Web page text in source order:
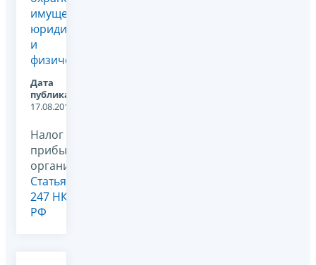
имущества
юридических
и
физиче...
Дата
публикации:
17.08.2011
Налог на
прибыль
организаций,
Статья
247 НК
РФ